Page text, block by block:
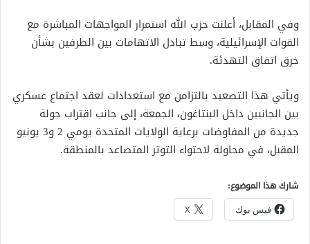
وفي المقابل، أعلنت حزب الله استمرار المواجهات المباشرة مع
القوات الإسرائيلية، وسط تبادل الاتهامات بين الطرفين بشأن
خرق اتفاق التهدئة.
ويأتي هذا التصعيد بالتزامن مع استعدادات لعقد اجتماع عسكري
بين الجانبين داخل البنتاغون، الجمعة، إلى جانب اقتراب جولة
جديدة من المفاوضات برعاية الولايات المتحدة يومي 2 و3 يونيو
المقبل، في محاولة لاحتواء التوتر المتصاعد بالمنطقة.
شارك هذا الموضوع:
فيس بوك X